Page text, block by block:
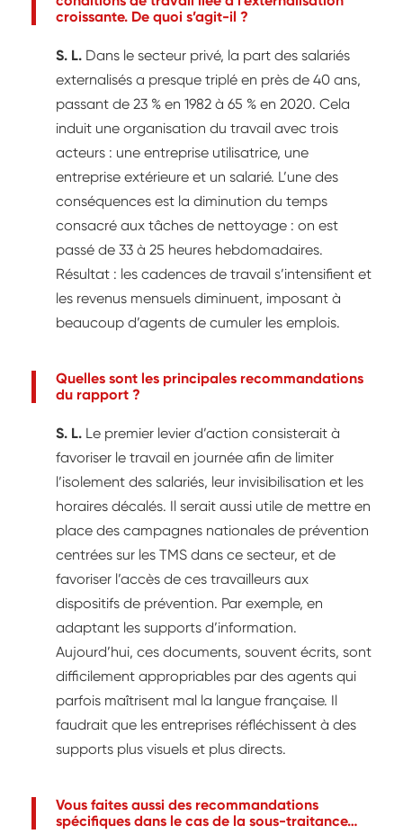
croissante. De quoi s’agit-il ?
S. L. Dans le secteur privé, la part des salariés
externalisés a presque triplé en près de 40 ans,
passant de 23 % en 1982 à 65 % en 2020. Cela
induit une organisation du travail avec trois
acteurs : une entreprise utilisatrice, une
entreprise extérieure et un salarié. L’une des
conséquences est la diminution du temps
consacré aux tâches de nettoyage : on est
passé de 33 à 25 heures hebdomadaires.
Résultat : les cadences de travail s’intensifient et
les revenus mensuels diminuent, imposant à
beaucoup d’agents de cumuler les emplois.
Quelles sont les principales recommandations
du rapport ?
S. L. Le premier levier d’action consisterait à
favoriser le travail en journée afin de limiter
l’isolement des salariés, leur invisibilisation et les
horaires décalés. Il serait aussi utile de mettre en
place des campagnes nationales de prévention
centrées sur les TMS dans ce secteur, et de
favoriser l’accès de ces travailleurs aux
dispositifs de prévention. Par exemple, en
adaptant les supports d’information.
Aujourd’hui, ces documents, souvent écrits, sont
difficilement appropriables par des agents qui
parfois maîtrisent mal la langue française. Il
faudrait que les entreprises réfléchissent à des
supports plus visuels et plus directs.
Vous faites aussi des recommandations
spécifiques dans le cas de la sous-traitance…